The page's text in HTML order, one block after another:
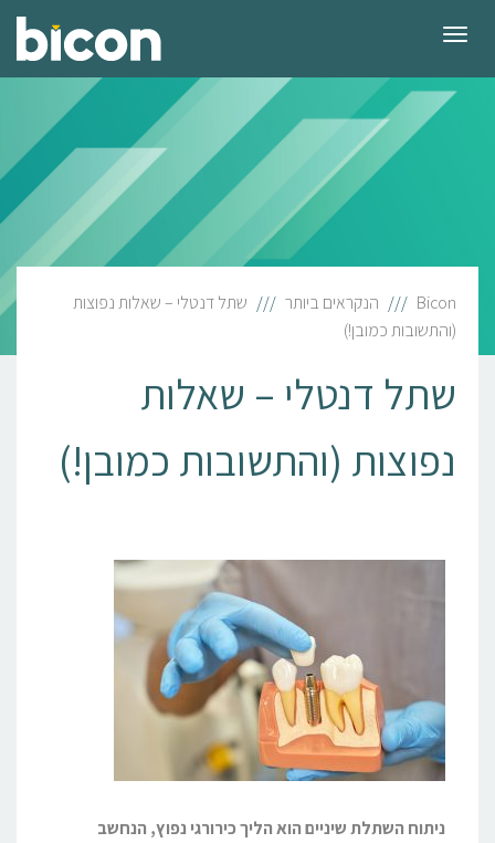
תפריט
Bicon הנקראים ביותר
שתל דנטלי – שאלות נפוצות
(והתשובות כמובן!)
שתל דנטלי – שאלות
נפוצות (והתשובות כמובן!)
ניתוח השתלת שיניים הוא הליך כירורגי נפוץ, הנחשב